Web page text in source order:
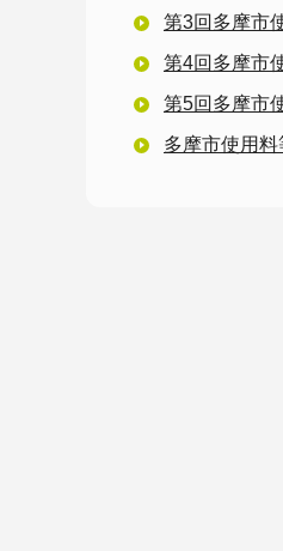
第3回多摩市
第4回多摩市
第5回多摩市
多摩市使用